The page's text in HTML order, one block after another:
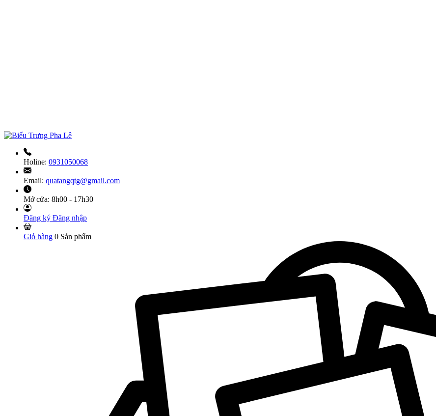
Holine: 0931050068
Email: quatangqtg@gmail.com
Mở cửa: 8h00 - 17h30
Đăng ký Đăng nhập
Giỏ hàng 0 Sản phẩm